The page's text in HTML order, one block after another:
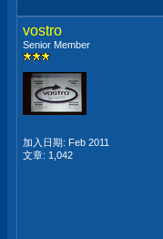
vostro
Senior Member
加入日期: Feb 2011
文章: 1,042